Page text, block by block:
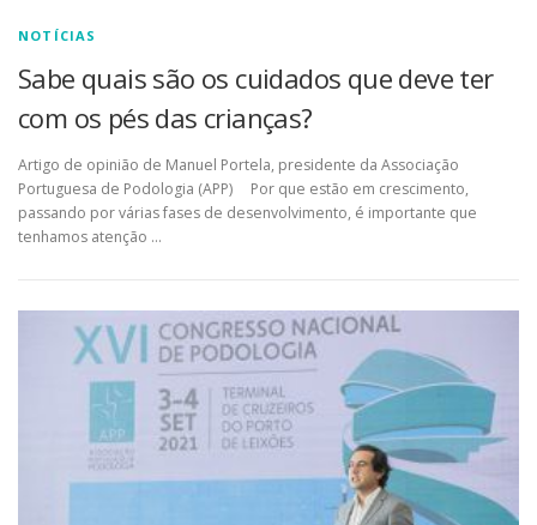
NOTÍCIAS
Sabe quais são os cuidados que deve ter
com os pés das crianças?
Artigo de opinião de Manuel Portela, presidente da Associação
Portuguesa de Podologia (APP) Por que estão em crescimento,
passando por várias fases de desenvolvimento, é importante que
tenhamos atenção …